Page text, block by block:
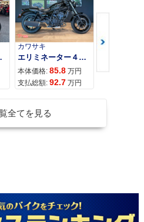
Ｂ Ｔｙｐｅ−Ｃ装備
カワサキ
エリミネーター４００
本体価格: 85.8 万円
支払総額: 92.7 万円
カワサキ
本体価格:
全てを見る